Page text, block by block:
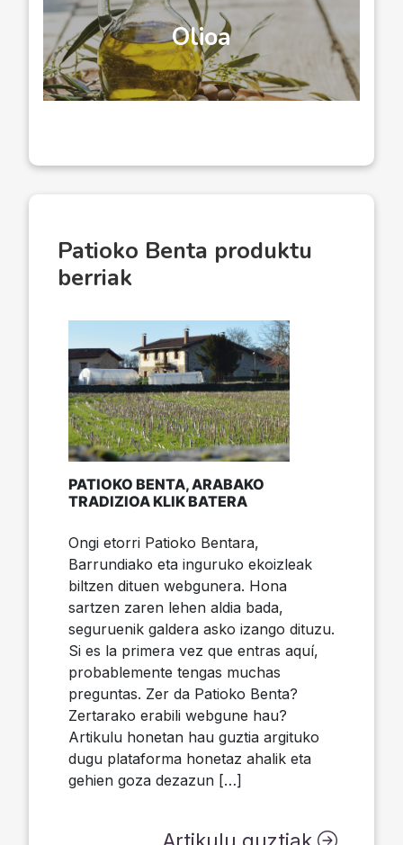
Olioa
Patioko Benta produktu
berriak
PATIOKO BENTA, ARABAKO
TRADIZIOA KLIK BATERA
Ongi etorri Patioko Bentara,
Barrundiako eta inguruko ekoizleak
biltzen dituen webgunera. Hona
sartzen zaren lehen aldia bada,
seguruenik galdera asko izango dituzu.
Si es la primera vez que entras aquí,
probablemente tengas muchas
preguntas. Zer da Patioko Benta?
Zertarako erabili webgune hau?
Artikulu honetan hau guztia argituko
dugu plataforma honetaz ahalik eta
gehien goza dezazun […]